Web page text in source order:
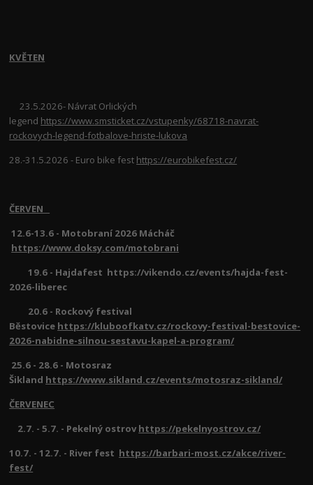
KVĚTEN
23.5.2026- Návrat Orlických
legend https://www.smsticket.cz/vstupenky/68718-navrat-
rockovych-legend-fotbalove-hriste-lukova
28.-31.5.2026 - Euro bike fest https://eurobikefest.cz/
ČERVEN
12.6-13.6 - Motobraní 2026 Mácháč
https://www.doksy.com/motobrani
19.6 - Hajdafest https://vikendo.cz/events/hajda-fest-
2026-liberec
20.6 - Rockový festival
Běstovice https://kluboofkatv.cz/rockovy-festival-bestovice-
2026-nabidne-silnou-sestavu-kapel-a-program/
25.6 - 28.6 - Motosraz
Šikland https://www.sikland.cz/events/motosraz-sikland/
ČERVENEC
2.7. - 5.7. - Pekelný ostrov https://pekelnyostrov.cz/
10.7. - 12.7. - River fest https://barbari-most.cz/akce/river-
fest/